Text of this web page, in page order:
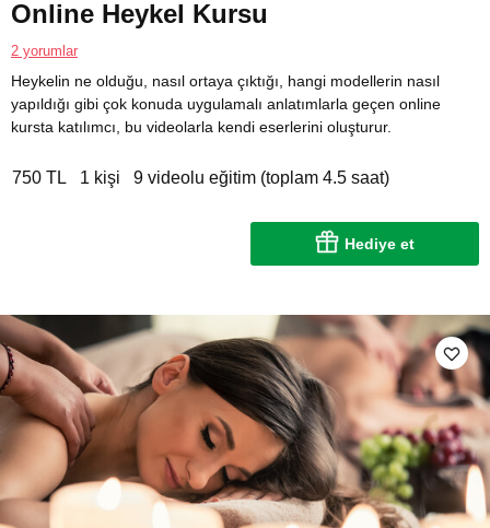
Online Heykel Kursu
2 yorumlar
Heykelin ne olduğu, nasıl ortaya çıktığı, hangi modellerin nasıl
yapıldığı gibi çok konuda uygulamalı anlatımlarla geçen online
kursta katılımcı, bu videolarla kendi eserlerini oluşturur.
750 TL 1 kişi 9 videolu eğitim (toplam 4.5 saat)
Hediye et